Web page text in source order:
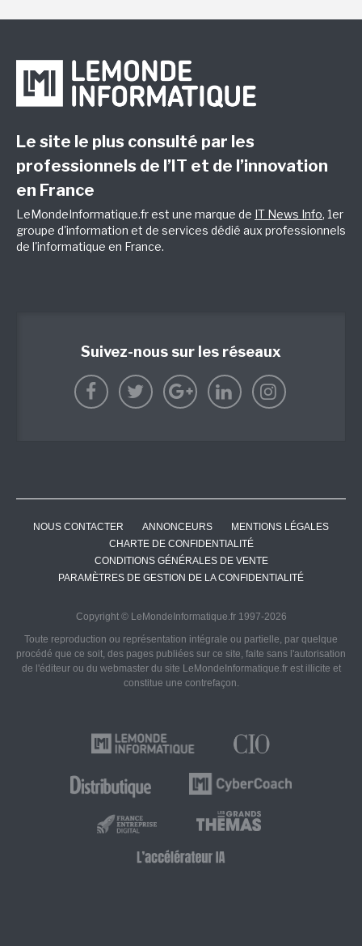
Le site le plus consulté par les
professionnels de l’IT et de l’innovation
en France
LeMondeInformatique.fr est une marque de IT News Info, 1er
groupe d'information et de services dédié aux professionnels
de l'informatique en France.
Suivez-nous sur les réseaux
NOUS CONTACTER ANNONCEURS
MENTIONS LÉGALES
CHARTE DE CONFIDENTIALITÉ
CONDITIONS GÉNÉRALES DE VENTE
PARAMÈTRES DE GESTION DE LA CONFIDENTIALITÉ
Copyright © LeMondeInformatique.fr 1997-2026
Toute reproduction ou représentation intégrale ou partielle, par quelque
procédé que ce soit, des pages publiées sur ce site, faite sans l'autorisation
de l'éditeur ou du webmaster du site LeMondeInformatique.fr est illicite et
constitue une contrefaçon.